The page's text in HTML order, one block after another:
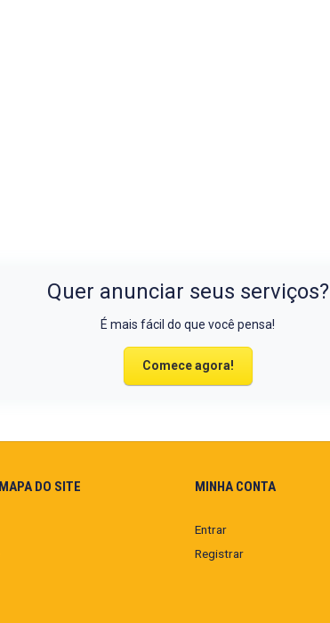
Quer anunciar seus serviços?
É mais fácil do que você pensa!
Comece agora!
DO SITE MINHA CONTA
Entrar
Registrar